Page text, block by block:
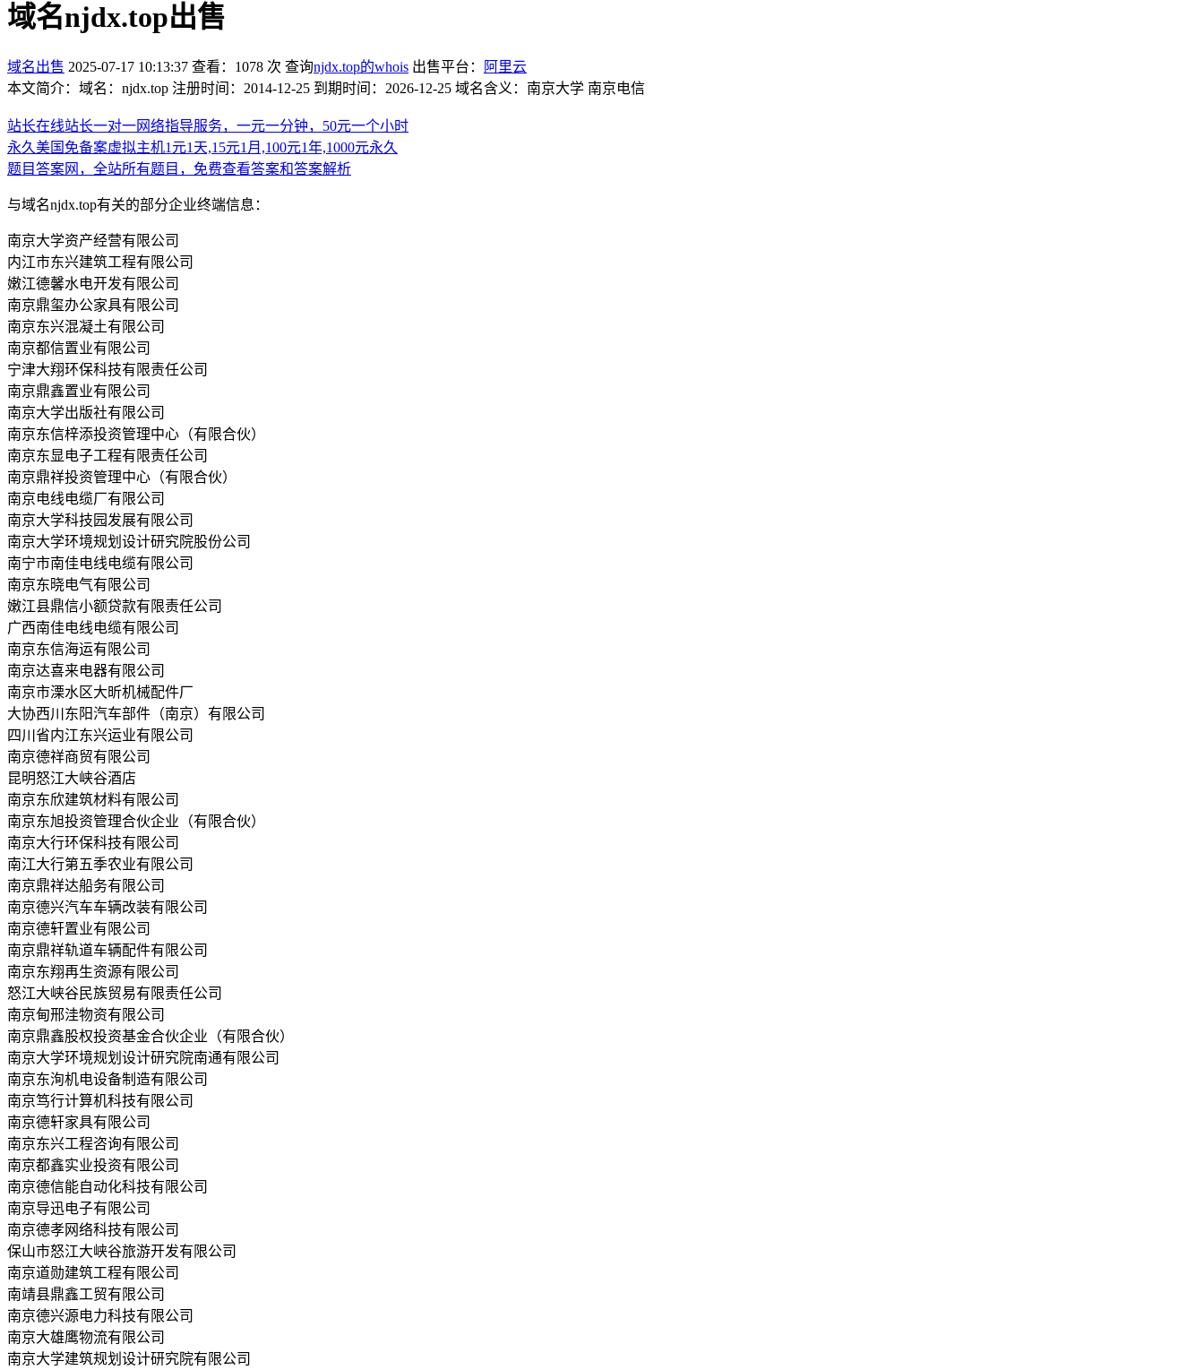
域名njdx.top出售
域名出售 2025-07-17 10:13:37 查看：1078 次 查询njdx.top的whois 出售平台：
阿里云
本文简介：域名：njdx.top 注册时间：2014-12-25 到期时间：2026-12-25 域名含义：南京大学 南京电信
站长在线站长一对一网络指导服务，一元一分钟，50元一个小时
永久美国免备案虚拟主机1元1天,15元1月,100元1年,1000元永久
题目答案网，全站所有题目，免费查看答案和答案解析
与域名njdx.top有关的部分企业终端信息：
南京大学资产经营有限公司
内江市东兴建筑工程有限公司
嫩江德馨水电开发有限公司
南京鼎玺办公家具有限公司
南京东兴混凝土有限公司
南京都信置业有限公司
宁津大翔环保科技有限责任公司
南京鼎鑫置业有限公司
南京大学出版社有限公司
南京东信梓添投资管理中心（有限合伙）
南京东显电子工程有限责任公司
南京鼎祥投资管理中心（有限合伙）
南京电线电缆厂有限公司
南京大学科技园发展有限公司
南京大学环境规划设计研究院股份公司
南宁市南佳电线电缆有限公司
南京东晓电气有限公司
嫩江县鼎信小额贷款有限责任公司
广西南佳电线电缆有限公司
南京东信海运有限公司
南京达喜来电器有限公司
南京市溧水区大昕机械配件厂
大协西川东阳汽车部件（南京）有限公司
四川省内江东兴运业有限公司
南京德祥商贸有限公司
昆明怒江大峡谷酒店
南京东欣建筑材料有限公司
南京东旭投资管理合伙企业（有限合伙）
南京大行环保科技有限公司
南江大行第五季农业有限公司
南京鼎祥达船务有限公司
南京德兴汽车车辆改装有限公司
南京德轩置业有限公司
南京鼎祥轨道车辆配件有限公司
南京东翔再生资源有限公司
怒江大峡谷民族贸易有限责任公司
南京甸邢洼物资有限公司
南京鼎鑫股权投资基金合伙企业（有限合伙）
南京大学环境规划设计研究院南通有限公司
南京东洵机电设备制造有限公司
南京笃行计算机科技有限公司
南京德轩家具有限公司
南京东兴工程咨询有限公司
南京都鑫实业投资有限公司
南京德信能自动化科技有限公司
南京导迅电子有限公司
南京德孝网络科技有限公司
保山市怒江大峡谷旅游开发有限公司
南京道勋建筑工程有限公司
南靖县鼎鑫工贸有限公司
南京德兴源电力科技有限公司
南京大雄鹰物流有限公司
南京大学建筑规划设计研究院有限公司